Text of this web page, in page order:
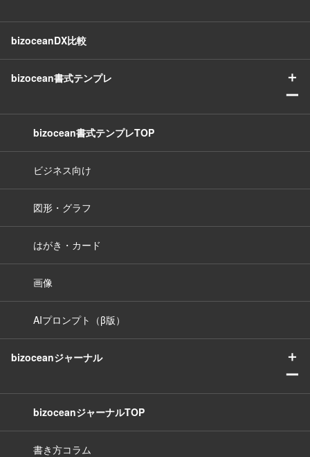
bizoceanDX比較
bizocean書式テンプレ
＋
ー
bizocean書式テンプレTOP
ビジネス向け
図形・グラフ
はがき・カード
画像
AIプロンプト（β版）
bizoceanジャーナル
＋
ー
bizoceanジャーナルTOP
書き方コラム